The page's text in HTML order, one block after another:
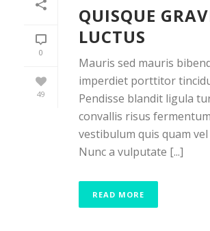
0
49
QUISQUE
LUCTUS
Mauris sed mauris
imperdiet porttitor
Pendisse blandit ligula
convallis risus
vestibulum quis quam vel
Nunc a vulputate [...]
READ MORE